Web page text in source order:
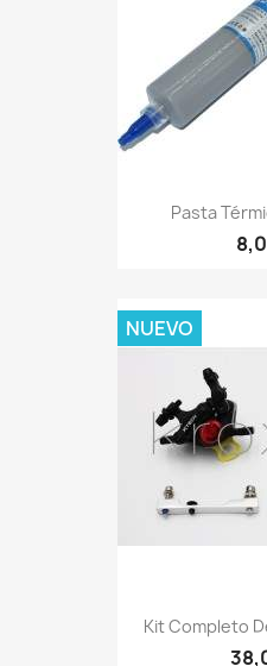
Pasta
Kit Completo
NUEVO